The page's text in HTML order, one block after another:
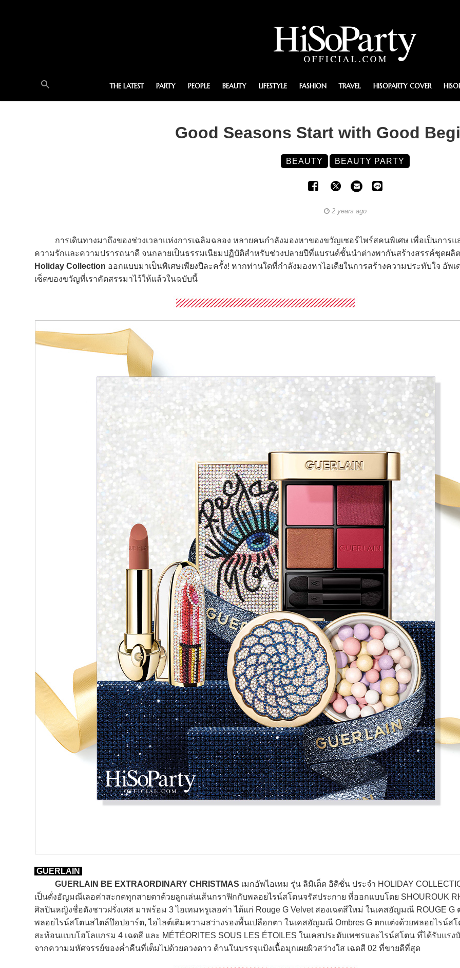
THE LATEST PARTY PEOPLE BEAUTY LIFESTYLE FASHION TRAVEL HISOPARTY COVER
Good Seasons Start with Good
BEAUTY BEAUTY PARTY
2 years ago
การเดินทางมาถึงของช่วงเวลาแห่งการเฉลิมฉลอง หลายคนกำลังมองหาของขวัญเซอร์ไพร์สคนพิเศษ เพื่อเป็นการแ
ความรักและความปรารถนาดี จนกลายเป็นธรรมเนียมปฏิบัติสำหรับช่วงปลายปีที่แบรนด์ชั้นนำต่างพากันสร้างสรรค์ชุดผ
Holiday Collection ออกแบบมาเป็นพิเศษเพียงปีละครั้ง! หากท่านใดที่กำลังมองหาไอเดียในการสร้างความประทับใจ อัพเ
เซ็ตของขวัญที่เราคัดสรรมาไว้ให้แล้วในฉบับนี้
GUERLAIN
GUERLAIN BE EXTRAORDINARY CHRISTMAS เมกอัพไอเทม รุ่น ลิมิเต็ด อิดิชั่น ประจำ HOLIDAY
เป็นดั่งอัญมณีเลอค่าสะกดทุกสายตาด้วยลูกเล่นเส้นกราฟิกกับพลอยไรน์สโตนจรัสประกาย ที่ออกแบบโดย SHOUROUK
ศิลปินหญิงชื่อดังชาวฝรั่งเศส มาพร้อม 3 ไอเทมหรูเลอค่า ได้แก่ Rouge G Velvet สองเฉดสีใหม่ ในเคสอัญมณี ROUGE G
พลอยไรน์สโตนสไตล์ป๊อปอาร์ต, ไฮไลต์เติมความสว่างรองพื้นเปลือกตา ในเคสอัญมณี Ombres G ตกแต่งด้วยพลอยไรน์ส
สะท้อนแบบโฮโลแกรม 4 เฉดสี และ MÉTÉORITES SOUS LES ÉTOILES ในเคสประดับเพชรและไรน์สโตน ที่ได้รับแรง
จากความมหัศจรรย์ของค่ำคืนที่เต็มไปด้วยดวงดาว ด้านในบรรจุแป้งเนื้อมุกเผยผิวสว่างใส เฉดสี 02 ที่ขายดีที่สุด